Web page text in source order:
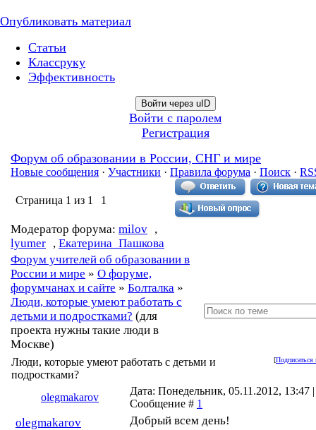
Опубликовать материал
Статьи
Классруку
Эффективность
Войти через uID
Войти с паролем
Регистрация
Форум об образовании в России, СНГ и мире
Новые сообщения · Участники · Правила форума · Поиск ·
Страница 1 из 1 1
Модератор форума: milov ,
lyumer , Екатерина_Пашкова
Форум учителей об образовании в
России и мире » О форуме,
форумчанах и сайте » Болталка »
Люди, которые умеют работать с
детьми и подростками? (для
проекта нужны такие люди в
Москве)
[Подписаться
Люди, которые умеют работать с детьми и
подростками?
olegmakarov
Дата: Понедельник, 05.11.2012, 13:47 |
Сообщение # 1
olegmakarov Добрый всем день!